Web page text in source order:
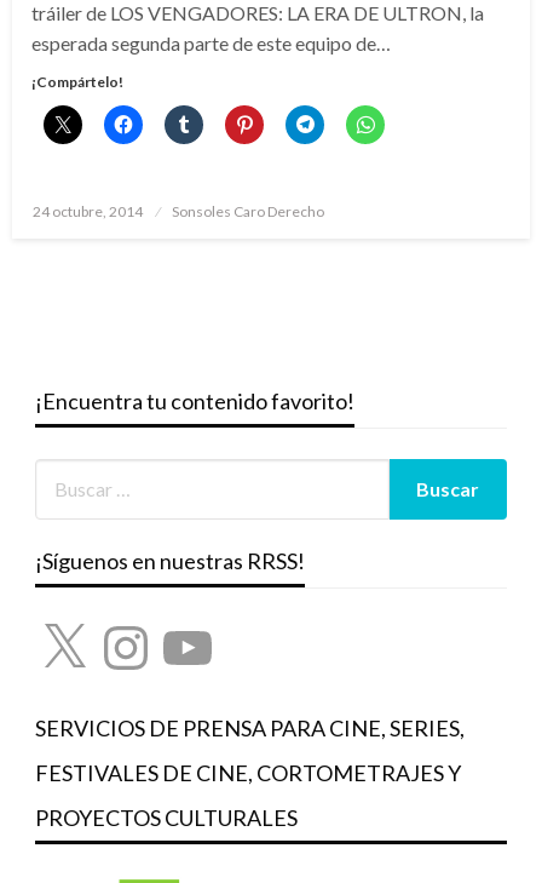
tráiler de LOS VENGADORES: LA ERA DE ULTRON, la
esperada segunda parte de este equipo de…
¡Compártelo!
Publicado
24 octubre, 2014 Sonsoles Caro Derecho
¡Encuentra tu contenido favorito!
¡Síguenos en nuestras RRSS!
X InstagramYouTube
SERVICIOS DE PRENSA PARA CINE, SERIES,
FESTIVALES DE CINE, CORTOMETRAJES Y
PROYECTOS CULTURALES